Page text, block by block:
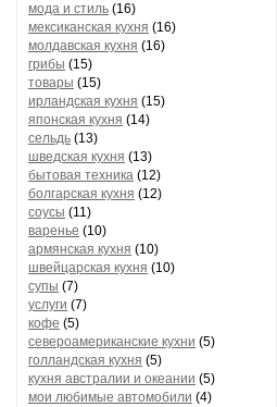
мода и стиль (16)
мексиканская кухня (16)
молдавская кухня (16)
грибы (15)
товары (15)
ирландская кухня (15)
японская кухня (14)
сельдь (13)
шведская кухня (13)
бытовая техника (12)
болгарская кухня (12)
соусы (11)
варенье (10)
армянская кухня (10)
швейцарская кухня (10)
супы (7)
услуги (7)
кофе (5)
североамериканские кухни (5)
голландская кухня (5)
кухня австралии и океании (5)
мои любимые автомобили (4)